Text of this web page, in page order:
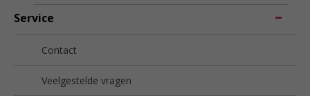
Service
Contact
Veelgestelde vragen